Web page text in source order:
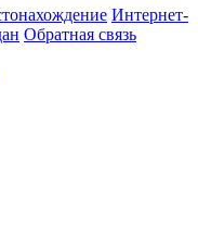
Интернет-
Обратная связь